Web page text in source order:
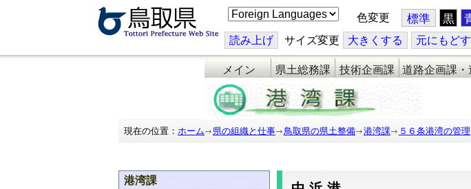
こ
の
ジ
を
翻
訳
す
る
色変更 標準 黒
読み上げ サイズ変更 大きくする 元にもどす
メイン 県土総務課 技術企画課 道路企画課
現在の位置： ホーム 県の組織と仕事 鳥取県の県土整備 港湾課 ５６条港湾の管理
港湾課